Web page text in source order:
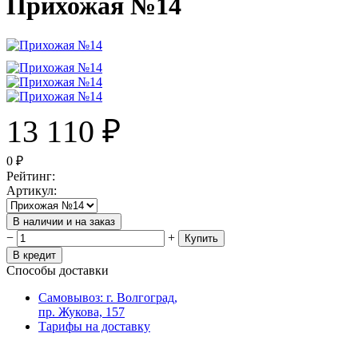
Прихожая №14
13 110 ₽
0 ₽
Рейтинг:
Артикул:
В наличии и на заказ
− +
Купить
В кредит
Способы доставки
Самовывоз: г. Волгоград,
пр. Жукова, 157
Тарифы на доставку